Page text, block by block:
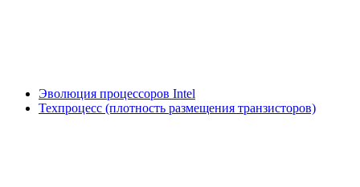
Эволюция процессоров Intel
Техпроцесс (плотность размещения транзисторов)